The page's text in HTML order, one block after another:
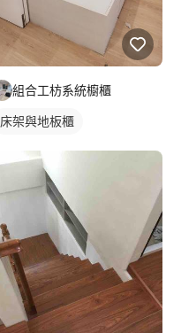
組合工枋系統櫥櫃
床架與地板櫃